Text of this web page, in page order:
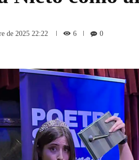
de 2025 22:22 6 0